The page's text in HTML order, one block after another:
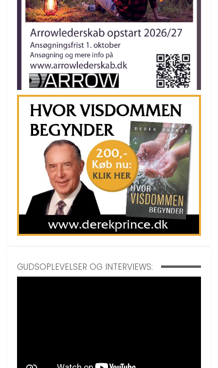
GUDSOPLEVELSER OG INTERVIEWS: